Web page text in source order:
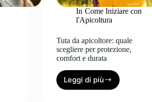
In Come Iniziare con
l'Apicoltura
Tuta da apicoltore: quale
scegliere per protezione,
comfort e durata
Leggi di più
Tuta